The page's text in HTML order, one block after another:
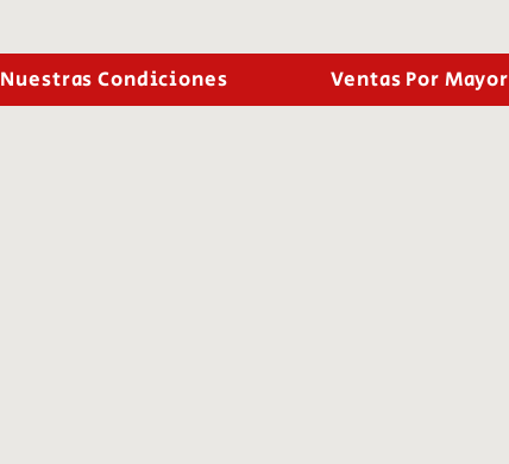
Nuestras Condiciones Ventas Por Mayor